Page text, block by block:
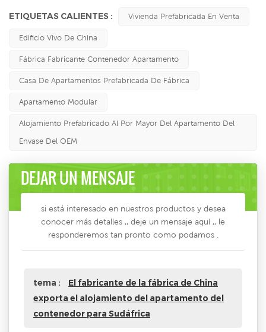
ETIQUETAS CALIENTES : Vivienda Prefabricada En Venta
Edificio Vivo De China
Fábrica Fabricante Contenedor Apartamento
Casa De Apartamentos Prefabricada De Fábrica
Apartamento Modular
Alojamiento Prefabricado Al Por Mayor Del Apartamento Del
Envase Del OEM
DEJAR UN MENSAJE
si está interesado en nuestros productos y desea
conocer más detalles ,, deje un mensaje aquí ,, le
responderemos tan pronto como podamos .
tema :
El fabricante de la fábrica de China
exporta el alojamiento del apartamento del
contenedor para Sudáfrica